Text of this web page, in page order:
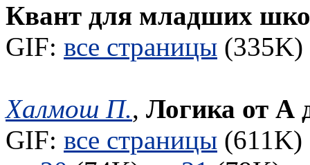
Квант для младших
GIF: все страницы
Халмош П., Логика от А
GIF: все страницы